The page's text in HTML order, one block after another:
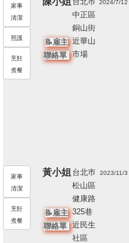
家事
清潔
照護
烹飪
煮餐
📝雇主
聯絡單
中正區
銅山街
近華山
市場
2024/7/12
家事
清潔
烹飪
煮餐
黃小姐
📝雇主
聯絡單
台北巿
松山區
健康路
325巷
近民生
社區
2023/11/3